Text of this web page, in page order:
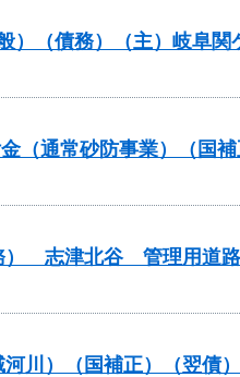
）（債務）（主）岐
（通常砂防事業）（国
） 志津北谷 管理用道
河川）（国補正）（翌